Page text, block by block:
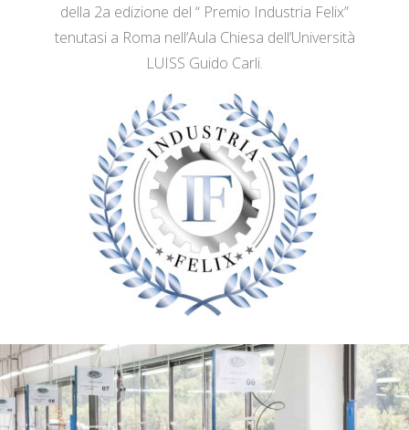
della 2a edizione del “ Premio Industria Felix”
tenutasi a Roma nell’Aula Chiesa dell’Università
LUISS Guido Carli.